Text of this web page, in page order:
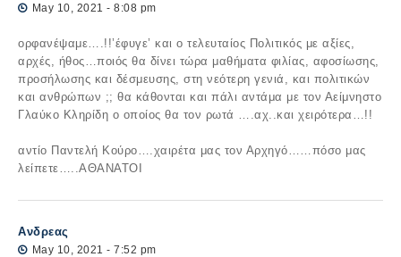
May 10, 2021 - 8:08 pm
ορφανέψαμε….!!’έφυγε’ και ο τελευταίος Πολιτικός με αξίες,
αρχές, ήθος…ποιός θα δίνει τώρα μαθήματα φιλίας, αφοσίωσης,
προσήλωσης και δέσμευσης, στη νεότερη γενιά, και πολιτικών
και ανθρώπων ;; θα κάθονται και πάλι αντάμα με τον Αείμνηστο
Γλαύκο Κληρίδη ο οποίος θα τον ρωτά ….αχ..και χειρότερα…!!
αντίο Παντελή Κούρο….χαιρέτα μας τον Αρχηγό……πόσο μας
λείπετε…..ΑΘΑΝΑΤΟΙ
Ανδρεας
May 10, 2021 - 7:52 pm